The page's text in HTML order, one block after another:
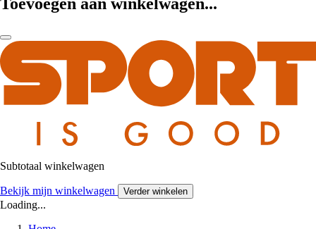
Subtotaal winkelwagen
Bekijk mijn winkelwagen Verder winkelen
Loading...